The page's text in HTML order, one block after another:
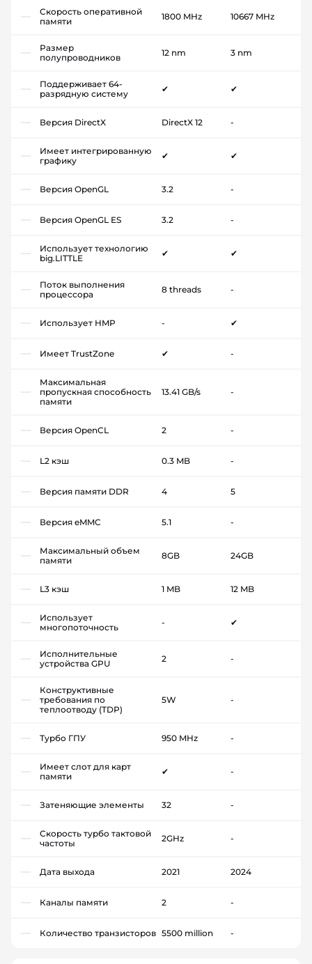
Скорость оперативной
памяти
1800 MHz 10667 MHz
Размер
полупроводников
12 nm 3 nm
Поддерживает 64-
разрядную систему
✔ ✔
Версия DirectX DirectX 12 -
Имеет интегрированную
графику
✔ ✔
Версия OpenGL 3.2 -
Версия OpenGL ES 3.2 -
Использует технологию
big.LITTLE
✔ ✔
Поток выполнения
процессора
8 threads -
Использует HMP - ✔
Имеет TrustZone ✔ -
Максимальная
пропускная способность
памяти
13.41 GB/s -
Версия OpenCL 2 -
L2 кэш 0.3 MB -
Версия памяти DDR 4 5
Версия eMMC 5.1 -
Максимальный объем
памяти
8GB 24GB
L3 кэш 1 MB 12 MB
Использует
многопоточность
- ✔
Исполнительные
устройства GPU
2 -
Конструктивные
требования по
теплоотводу (TDP)
5W -
Турбо ГПУ 950 MHz -
Имеет слот для карт
памяти
✔ -
Затеняющие элементы 32 -
Скорость турбо тактовой
частоты
2GHz -
Дата выхода 2021 2024
Каналы памяти 2 -
Количество транзисторов 5500 million -